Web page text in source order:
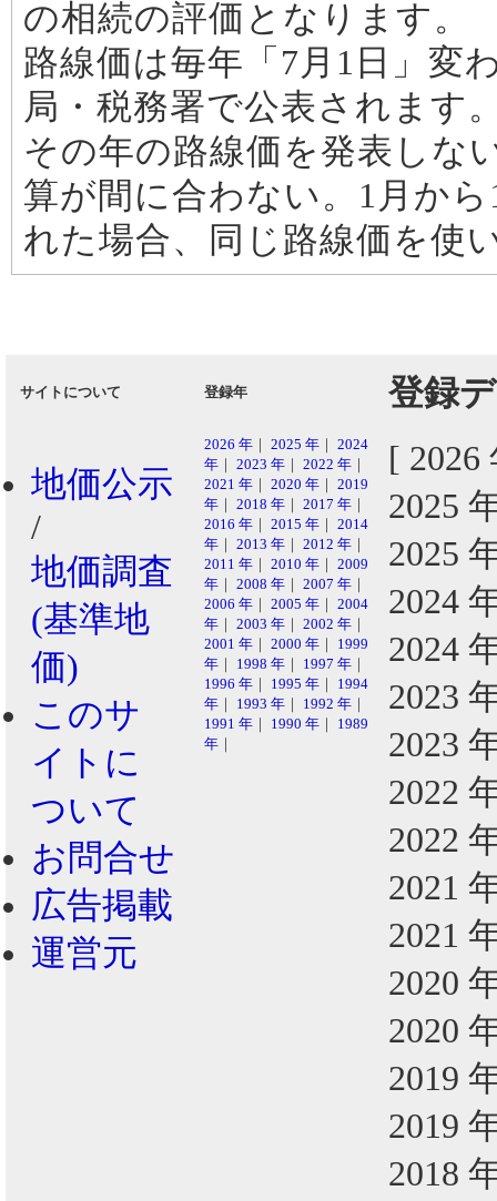
の相続の評価となります。
路線価は毎年「7月1日」変
局・税務署で公表されます
その年の路線価を発表しな
算が間に合わない。1月か
れた場合、同じ路線価を使
サイトについて 登録年 登録
地価公示
/
地価調査
(基準地
価)
このサ
イトに
ついて
お問合せ
広告掲載
運営元
2026 年 ｜ 2025 年 ｜ 2024
年 ｜ 2023 年 ｜ 2022 年 ｜
2021 年 ｜ 2020 年 ｜ 2019
年 ｜ 2018 年 ｜ 2017 年 ｜
2016 年 ｜ 2015 年 ｜ 2014
年 ｜ 2013 年 ｜ 2012 年 ｜
2011 年 ｜ 2010 年 ｜ 2009
年 ｜ 2008 年 ｜ 2007 年 ｜
2006 年 ｜ 2005 年 ｜ 2004
年 ｜ 2003 年 ｜ 2002 年 ｜
2001 年 ｜ 2000 年 ｜ 1999
年 ｜ 1998 年 ｜ 1997 年 ｜
1996 年 ｜ 1995 年 ｜ 1994
年 ｜ 1993 年 ｜ 1992 年 ｜
1991 年 ｜ 1990 年 ｜ 1989
年 ｜
[
2025
2025
2024
2024
2023
2023
2022
2022
2021
2021
2020
2020
2019
2019
2018